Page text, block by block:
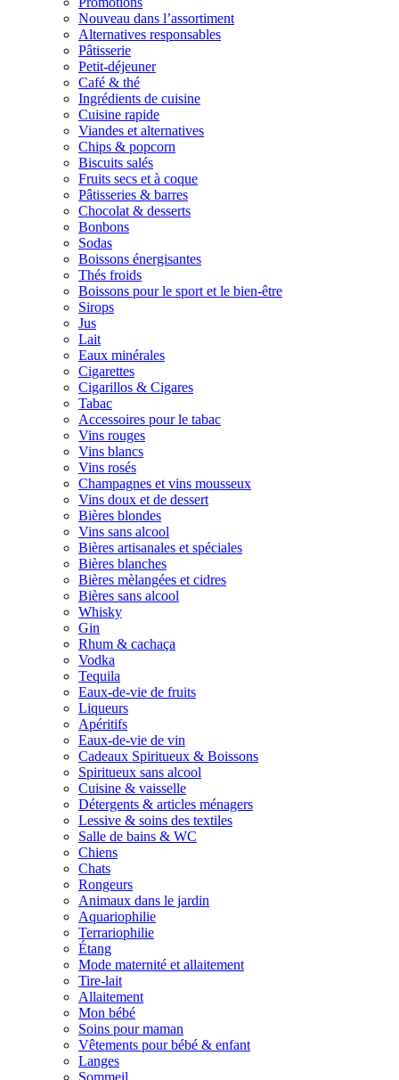
Nouveau dans l’assortiment
Alternatives responsables
Pâtisserie
Petit-déjeuner
Café & thé
Ingrédients de cuisine
Cuisine rapide
Viandes et alternatives
Chips & popcorn
Biscuits salés
Fruits secs et à coque
Pâtisseries & barres
Chocolat & desserts
Bonbons
Sodas
Boissons énergisantes
Thés froids
Boissons pour le sport et le bien-être
Sirops
Jus
Lait
Eaux minérales
Cigarettes
Cigarillos & Cigares
Tabac
Accessoires pour le tabac
Vins rouges
Vins blancs
Vins rosés
Champagnes et vins mousseux
Vins doux et de dessert
Bières blondes
Vins sans alcool
Bières artisanales et spéciales
Bières blanches
Bières mèlangées et cidres
Bières sans alcool
Whisky
Gin
Rhum & cachaça
Vodka
Tequila
Eaux-de-vie de fruits
Liqueurs
Apéritifs
Eaux-de-vie de vin
Cadeaux Spiritueux & Boissons
Spiritueux sans alcool
Cuisine & vaisselle
Détergents & articles ménagers
Lessive & soins des textiles
Salle de bains & WC
Chiens
Chats
Rongeurs
Animaux dans le jardin
Aquariophilie
Terrariophilie
Étang
Mode maternité et allaitement
Tire-lait
Allaitement
Mon bébé
Soins pour maman
Vêtements pour bébé & enfant
Langes
Sommeil